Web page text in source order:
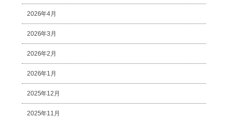
2026年4月
2026年3月
2026年2月
2026年1月
2025年12月
2025年11月